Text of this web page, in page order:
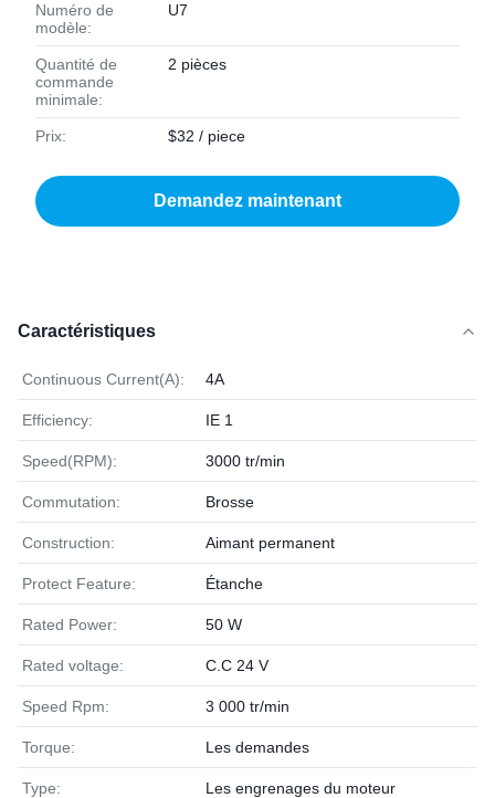
Numéro de
modèle:
U7
Quantité de
commande
minimale:
2 pièces
Prix: $32 / piece
Demandez maintenant
Caractéristiques
Continuous Current(A): 4A
Efficiency: IE 1
Speed(RPM): 3000 tr/min
Commutation: Brosse
Construction: Aimant permanent
Protect Feature: Étanche
Rated Power: 50 W
Rated voltage: C.C 24 V
Speed Rpm: 3 000 tr/min
Torque: Les demandes
Type: Les engrenages du moteur